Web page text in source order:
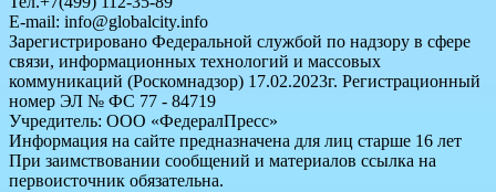
E-mail: info@globalcity.info
Зарегистрировано Федеральной службой по надзору в сфере
связи, информационных технологий и массовых
коммуникаций (Роскомнадзор) 17.02.2023г. Регистрационный
номер ЭЛ № ФС 77 - 84719
Учредитель: ООО «ФедералПресс»
Информация на сайте предназначена для лиц старше 16 лет
При заимствовании сообщений и материалов ссылка на
первоисточник обязательна.